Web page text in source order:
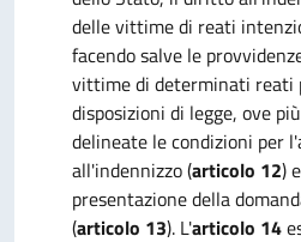
delle vittime di reati
facendo salve le
vittime di determinati reati
disposizioni di legge, ove
delineate le condizioni per
all'indennizzo (articolo 12)
presentazione della
(articolo 13). L'articolo 14